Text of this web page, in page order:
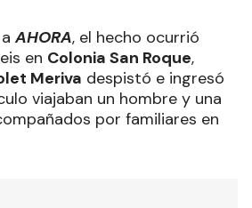
aAHORA, el hecho ocurrió
en Colonia San Roque,
Meriva despistó e ingresó
viajaban un hombre y una
por familiares en